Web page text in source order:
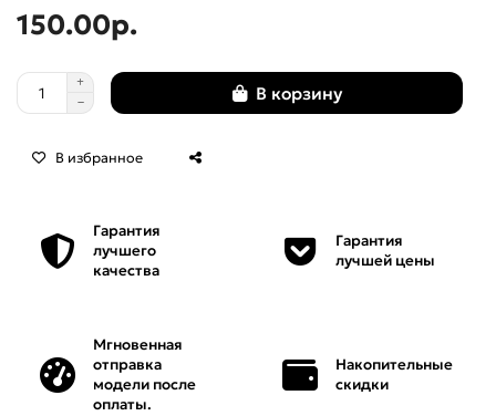
Мебель
Нарды
Панели
Пепельницы
Рамки
150.00р.
В корзину
В избранное
Гарантия
лучшего
качества
Гарантия
лучшей цены
Мгновенная
отправка
модели после
оплаты.
Накопительные
скидки